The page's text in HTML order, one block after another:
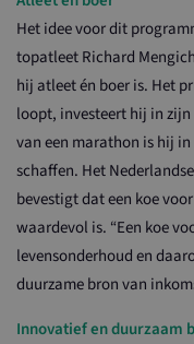
Het idee voor dit
topatleet Richard
hij atleet én boer is. Het
loopt, investeert hij in
van een marathon is hij
schaffen. Het
bevestigt dat een koe
waardevol is. “Een koe
levensonderhoud en
duurzame bron van
Innovatief en duurzaam